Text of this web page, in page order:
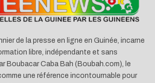
de la presse en ligne en Guinée, incarne
libre, indépendante et sans
Boubacar Caba Bah (Boubah.com), le
une référence incontournable pour